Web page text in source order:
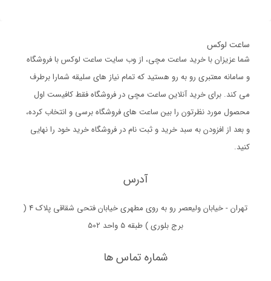
ساعت لوکس
شما عزیزان با خرید ساعت مچی، از وب سایت ساعت لوکس با فروشگاه
و سامانه معتبری رو به رو هستید که تمام نیاز های سلیقه شمارا برطرف
می کند. برای خرید آنلاین ساعت مچی در فروشگاه فقط کافیست اول
محصول مورد نظرتون را بین ساعت های فروشگاه برسی و انتخاب کرده،
و بعد از افزودن به سبد خرید و ثبت نام در فروشگاه خرید خود را نهایی
کنید.
آدرس
تهران - خیابان ولیعصر رو به روی مطهری خیابان فتحی شقاقی پلاک 4 (
برج بلوری ) طبقه 5 واحد 502
شماره تماس ها